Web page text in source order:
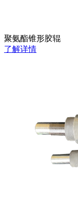
聚氨酯锥形胶辊
了解详情